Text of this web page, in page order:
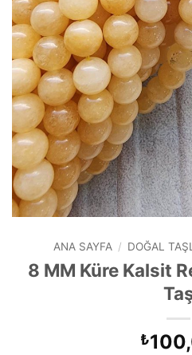
ANA SAYFA / DOĞAL
8 MM Küre Kalsit
₺